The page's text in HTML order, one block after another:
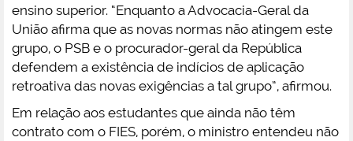
ensino superior. “Enquanto a Advocacia-Geral da
União afirma que as novas normas não atingem este
grupo, o PSB e o procurador-geral da República
defendem a existência de indícios de aplicação
retroativa das novas exigências a tal grupo”, afirmou.
Em relação aos estudantes que ainda não têm
contrato com o FIES, porém, o ministro entendeu não